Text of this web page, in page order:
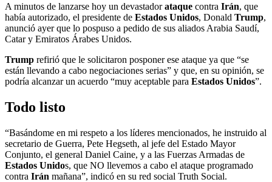
A minutos de lanzarse hoy un devastadorataque contra Irán, que
había autorizado, el presidente de Estados Unidos, Donald Trump,
anunció ayer que lo pospuso a pedido de sus aliados Arabia Saudí,
Catar y Emiratos Árabes Unidos.
Trump refirió que le solicitaron posponer ese ataque ya que “se
están llevando a cabo negociaciones serias” y que, en su opinión, se
podría alcanzar un acuerdo “muy aceptable para Estados Unidos”.
Todo listo
“Basándome en mi respeto a los líderes mencionados, he instruido al
secretario de Guerra, Pete Hegseth, al jefe del Estado Mayor
Conjunto, el general Daniel Caine, y a las Fuerzas Armadas de
Estados Unidos, que NO llevemos a cabo el ataque programado
contra Irán mañana”, indicó en su red social Truth Social.